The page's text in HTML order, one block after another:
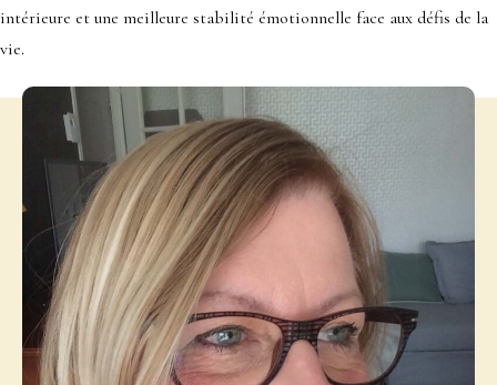
intérieure et une meilleure stabilité émotionnelle face aux défis de la
vie.